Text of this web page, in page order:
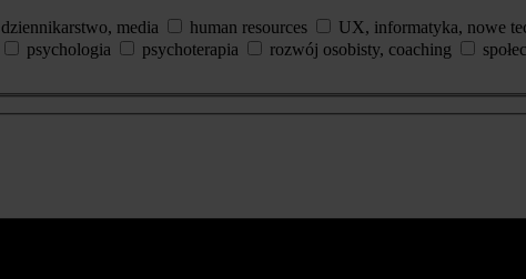
dziennikarstwo, media human resources UX, informatyka, nowe
psychologia psychoterapia rozwój osobisty, coaching